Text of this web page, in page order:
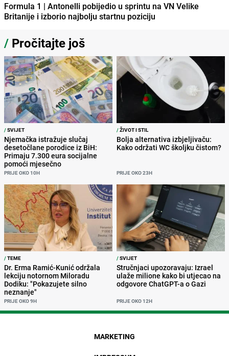
Formula 1 | Antonelli pobijedio u sprintu na VN Velike
Britanije i izborio najbolju startnu poziciju
/ Pročitajte još
/SVIJET
Njemačka istražuje slučaj
desetočlane porodice iz BiH:
Primaju 7.300 eura socijalne
pomoći mjesečno
PRIJE OKO 10H
/ŽIVOT I STIL
Bolja alternativa izbjeljivaču:
Kako održati WC školjku čistom?
PRIJE OKO 23H
/TEME
Dr. Erma Ramić-Kunić održala
lekciju notornom Miloradu
Dodiku: "Pokazujete silno
neznanje"
PRIJE OKO 9H
/SVIJET
Stručnjaci upozoravaju: Izrael
ulaže milione kako bi utjecao na
odgovore ChatGPT-a o Gazi
PRIJE OKO 12H
MARKETING